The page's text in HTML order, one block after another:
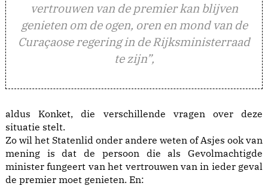
vertrouwen van de premier kan blijven
genieten om de ogen, oren en mond van de
Curaçaose regering in de Rijksministerraad
te zijn”,
aldus Konket, die verschillende vragen over deze
situatie stelt.
Zo wil het Statenlid onder andere weten of Asjes ook van
mening is dat de persoon die als Gevolmachtigde
minister fungeert van het vertrouwen van in ieder geval
de premier moet genieten. En: